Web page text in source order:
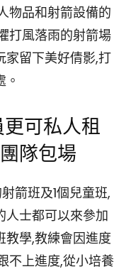
物品和射箭設備的
打風落雨的射箭場
家留下美好倩影,打
可私人租
隊包場
箭班及1個兒童班,
人士都可以來參加
教學,教練會因進度
不上進度,從小培養